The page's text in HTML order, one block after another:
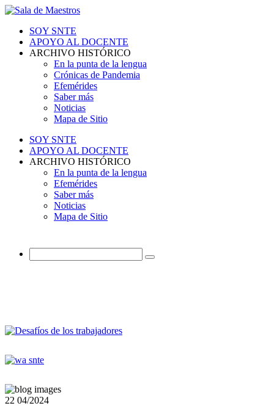
SOY SNTE
APOYO AL DOCENTE
ARCHIVO HISTÓRICO
En la punta de la lengua
Crónicas de Pandemia
Efemérides
Saber más
Noticias
Mapa de Sitio
SOY SNTE
APOYO AL DOCENTE
ARCHIVO HISTÓRICO
En la punta de la lengua
Efemérides
Saber más
Noticias
Mapa de Sitio
22 04/2024